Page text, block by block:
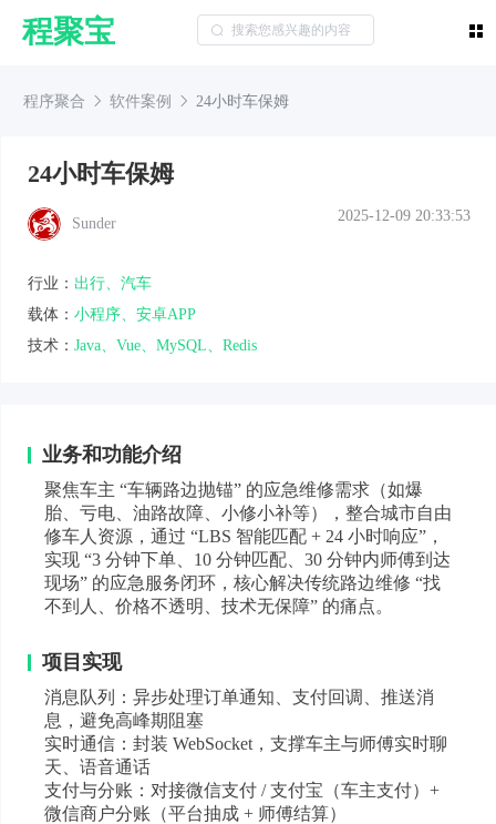
程聚宝
程序聚合 软件案例 24小时车保姆
24小时车保姆
Sunder 2025-12-09 20:33:53
行业： 出行、汽车
载体： 小程序、安卓APP
技术： Java、Vue、MySQL、Redis
业务和功能介绍
聚焦车主 “车辆路边抛锚” 的应急维修需求（如爆
胎、亏电、油路故障、小修小补等），整合城市自由
修车人资源，通过 “LBS 智能匹配 + 24 小时响应”，
实现 “3 分钟下单、10 分钟匹配、30 分钟内师傅到达
现场” 的应急服务闭环，核心解决传统路边维修 “找
不到人、价格不透明、技术无保障” 的痛点。
项目实现
消息队列：异步处理订单通知、支付回调、推送消
息，避免高峰期阻塞
实时通信：封装 WebSocket，支撑车主与师傅实时聊
天、语音通话
支付与分账：对接微信支付 / 支付宝（车主支付）+
微信商户分账（平台抽成 + 师傅结算）